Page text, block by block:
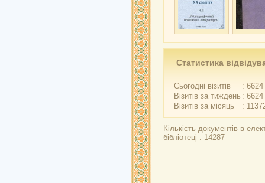
Статистика
Сьогодні візитів
: 6624
Візитів за тиждень : 6624
Візитів за місяць
:
Кількість документів в
бібліотеці : 14287